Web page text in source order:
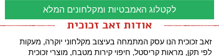
לקטלוג האמבטיות ומקלחונים המלא
אודות זאב זכוכית
זאב זכוכית הנו עסק המתמחה בעיצוב מקלחוני יוקרה, מעקות
לפי תקן, מראות קריסטל, חיפוי קירות מטבח, מוצרי זכוכית